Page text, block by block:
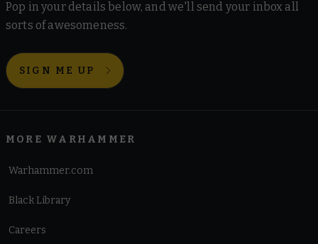
Pop in your details below, and we'll send your inbox all
sorts of awesomeness.
SIGN ME UP
MORE WARHAMMER
Warhammer.com
Black Library
Careers